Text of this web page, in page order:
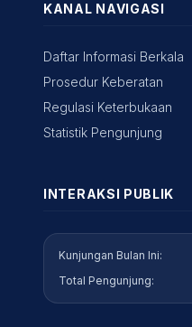
KANAL NAVIGASI
Daftar Informasi Berkala
Prosedur Keberatan
Regulasi Keterbukaan
Statistik Pengunjung
INTERAKSI PUBLIK
Kunjungan Bulan Ini:
Total Pengunjung: